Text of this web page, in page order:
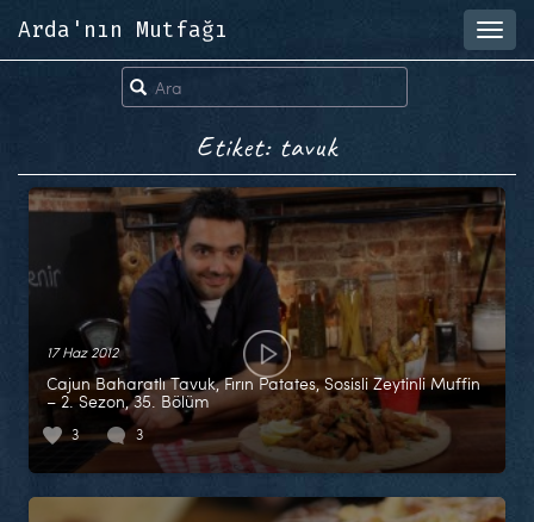
Arda'nın Mutfağı
Etiket: tavuk
17 Haz 2012
Cajun Baharatlı Tavuk, Fırın Patates, Sosisli Zeytinli Muffin
– 2. Sezon, 35. Bölüm
3 3